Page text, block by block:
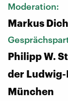
Moderation:
Markus
Philipp W.
der
München